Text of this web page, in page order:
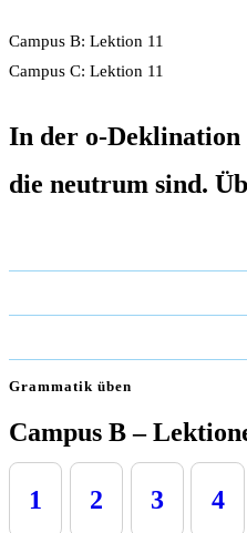
Campus B: Lektion 11
Campus C: Lektion 11
In der o-Deklination
die neutrum sind.
Grammatik üben
Campus B –
1 2 3 4